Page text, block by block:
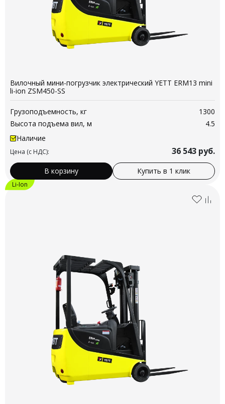
Вилочный мини-погрузчик электрический YETT ERM13 mini
li-ion ZSM450-SS
Грузоподъемность, кг
1300
Высота подъема вил, м
4.5
Наличие
Цена (с НДС): 36 543 руб.
В корзину Купить в 1 клик
Li-Ion